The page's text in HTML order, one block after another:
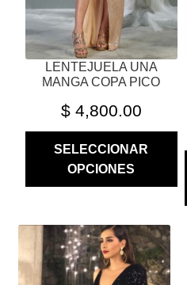
LENTEJUELA UNA
MANGA COPA PICO
$4,800.00
SELECCIONAR
OPCIONES
EN
LA
PÁGINA
PRODUCTO
TIENE